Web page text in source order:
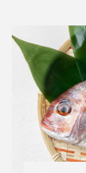
アオリイカ
アカクラゲ
アカムツ
アサヒガニ